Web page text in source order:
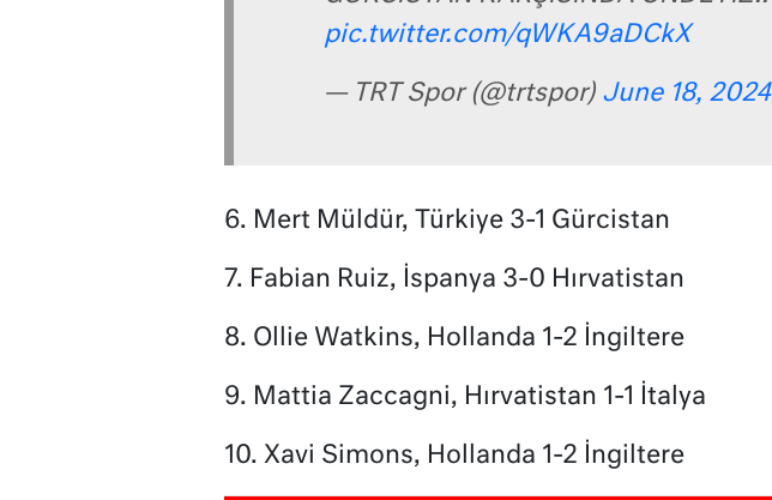
pic.twitter.com/qWKA9aDCkX
— TRT Spor (@trtspor) June 18, 2024
6. Mert Müldür, Türkiye 3-1 Gürcistan
7. Fabian Ruiz, İspanya 3-0 Hırvatistan
8. Ollie Watkins, Hollanda 1-2 İngiltere
9. Mattia Zaccagni, Hırvatistan 1-1 İtalya
10. Xavi Simons, Hollanda 1-2 İngiltere